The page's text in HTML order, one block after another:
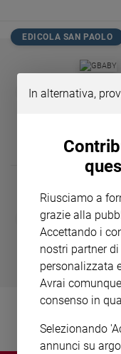
spiritualità
Devozione
Società
Ambiente
Volontariato
EDICOLA SAN PAOLO
❮
€ 34,80 € 21,90 37%
LE GRANDI BASILICHE
- VOL DA 1 AL 5
€ 64,50
In alternativa,
Riusciamo a
grazie alla
Accettando i
nostri partner
personalizzata
Avrai
consenso in
Selezionando
annunci su